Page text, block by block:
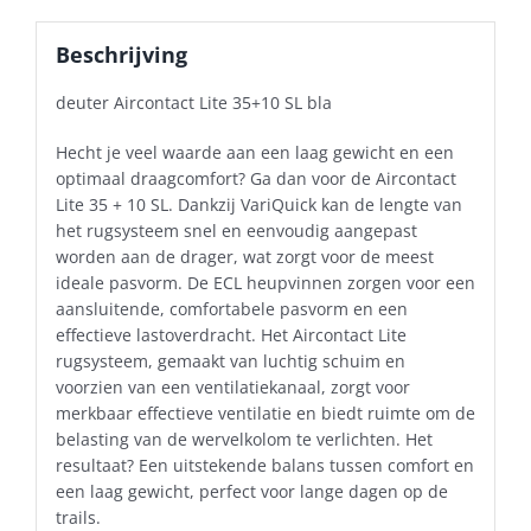
Beschrijving
deuter Aircontact Lite 35+10 SL bla
Hecht je veel waarde aan een laag gewicht en een
optimaal draagcomfort? Ga dan voor de Aircontact
Lite 35 + 10 SL. Dankzij VariQuick kan de lengte van
het rugsysteem snel en eenvoudig aangepast
worden aan de drager, wat zorgt voor de meest
ideale pasvorm. De ECL heupvinnen zorgen voor een
aansluitende, comfortabele pasvorm en een
effectieve lastoverdracht. Het Aircontact Lite
rugsysteem, gemaakt van luchtig schuim en
voorzien van een ventilatiekanaal, zorgt voor
merkbaar effectieve ventilatie en biedt ruimte om de
belasting van de wervelkolom te verlichten. Het
resultaat? Een uitstekende balans tussen comfort en
een laag gewicht, perfect voor lange dagen op de
trails.